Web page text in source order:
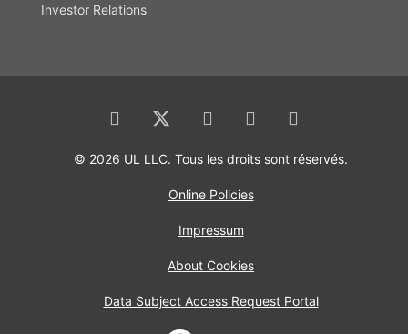
Investor Relations
© 2026 UL LLC. Tous les droits sont réservés.
Online Policies
Impressum
About Cookies
Data Subject Access Request Portal